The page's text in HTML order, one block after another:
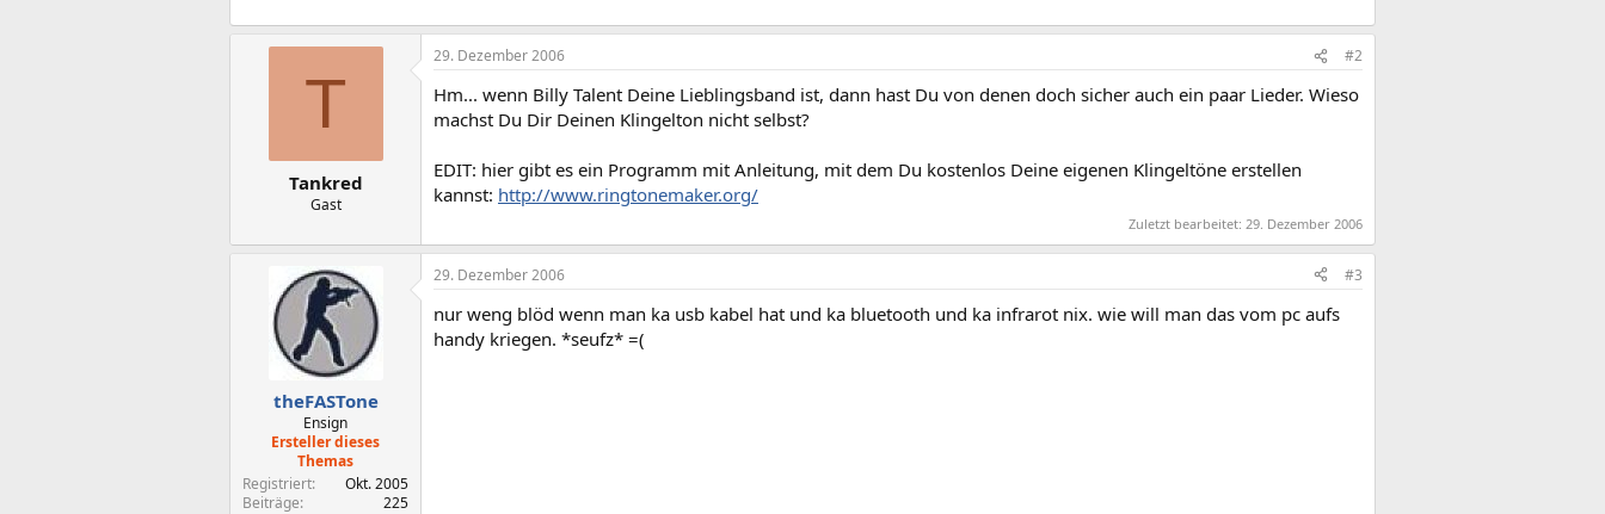
T
Tankred
Gast
29. Dezember 2006 #2
Hm... wenn Billy Talent Deine Lieblingsband ist, dann hast Du von denen doch sicher auch ein paar Lieder. Wieso
machst Du Dir Deinen Klingelton nicht selbst?
EDIT: hier gibt es ein Programm mit Anleitung, mit dem Du kostenlos Deine eigenen Klingeltöne erstellen
kannst: http://www.ringtonemaker.org/
Zuletzt bearbeitet: 29. Dezember 2006
theFASTone
Ensign
Ersteller dieses
Themas
Registriert
Okt. 2005
Beiträge
225
29. Dezember 2006 #3
nur weng blöd wenn man ka usb kabel hat und ka bluetooth und ka infrarot nix. wie will man das vom pc aufs
handy kriegen. *seufz* =(